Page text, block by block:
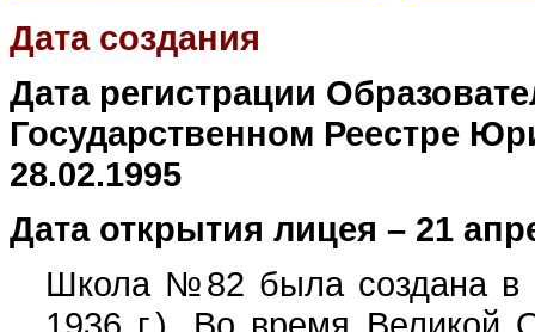
Дата создания
Дата регистрации
Государственном Реестре
28.02.1995
Дата открытия лицея – 21
Школа №82 была создана в